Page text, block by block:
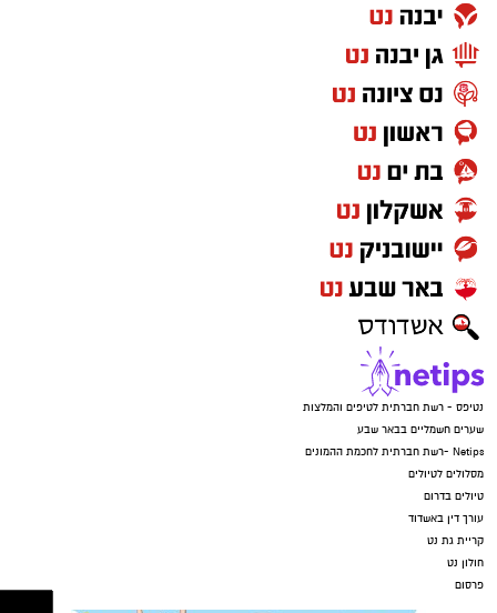
נטיפס - רשת חברתית לטיפים והמלצות
שערים חשמליים בבאר שבע
Netips -רשת חברתית לחכמת ההמונים
מסלולים לטיולים
טיולים בדרום
עורך דין באשדוד
קריית גת נט
חולון נט
פרסום